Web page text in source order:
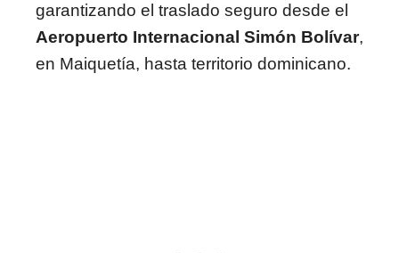
garantizando el traslado seguro desde el
Aeropuerto Internacional Simón Bolívar,
en Maiquetía, hasta territorio dominicano.